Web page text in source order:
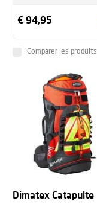
€ 94,95
Comparer les produits
Dimatex Catapulte